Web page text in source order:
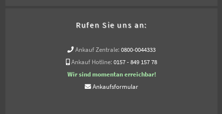
Rufen Sie uns an:
Ankauf Zentrale: 0800-0044333
Ankauf Hotline: 0157 - 849 157 78
Wir sind momentan erreichbar!
Ankaufsformular